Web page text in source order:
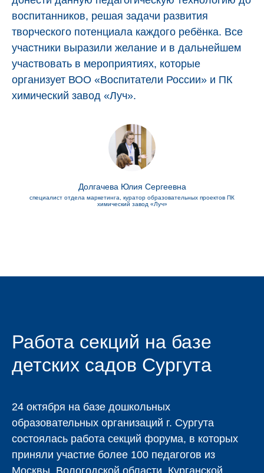
воспитанников, решая задачи развития
творческого потенциала каждого ребёнка. Все
участники выразили желание и в дальнейшем
участвовать в мероприятиях, которые
организует ВОО «Воспитатели России» и ПК
химический завод «Луч».
Долгачева Юлия Сергеевна
специалист отдела маркетинга, куратор образовательных проектов ПК
химический завод «Луч»
Работа секций на базе
детских садов Сургута
24 октября на базе дошкольных
образовательных организаций г. Сургута
состоялась работа секций форума, в которых
приняли участие более 100 педагогов из